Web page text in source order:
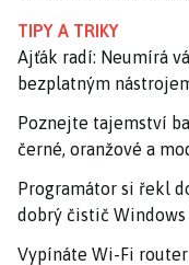
TIPY A TRIKY
Ajťák radí: Neumírá
bezplatným
Poznejte tajemství
černé, oranžové a
Programátor si řekl
dobrý čistič
Vypínáte Wi-Fi